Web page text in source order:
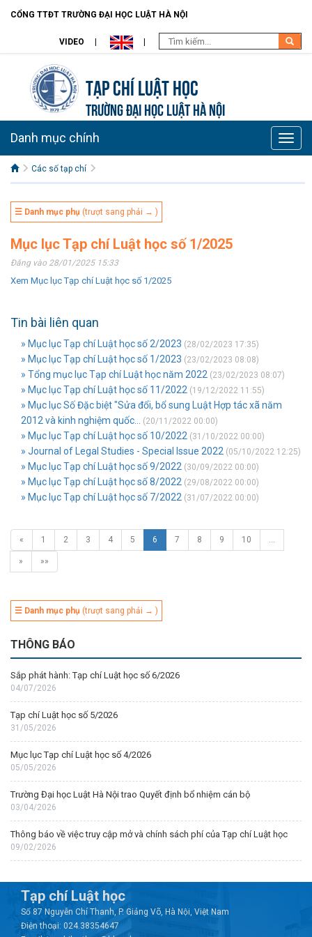
CỔNG TTĐT TRƯỜNG ĐẠI HỌC LUẬT HÀ NỘI
VIDEO
Tạp chí Luật học
TRƯỜNG ĐẠI HỌC LUẬT HÀ NỘI
Toggle
Danh mục chính
Các số tạp chí
☰ Danh mục phụ (trượt sang phải → )
Mục lục Tạp chí Luật học số 1/2025
Đăng vào 28/01/2025 15:33
Xem Mục lục Tạp chí Luật học số 1/2025
Tin bài liên quan
» Mục lục Tạp chí Luật học số 2/2023 (28/02/2023 17:35)
» Mục lục Tạp chí Luật học số 1/2023 (23/02/2023 08:08)
» Tổng mục lục Tạp chí Luật học năm 2022 (23/02/2023 08:07)
» Mục lục Tạp chí Luật học số 11/2022 (19/12/2022 11:55)
» Mục lục Số Đặc biệt "Sửa đổi, bổ sung Luật Hợp tác xã năm
2012 và kinh nghiệm quốc...
(20/11/2022 00:00)
» Mục lục Tạp chí Luật học số 10/2022 (31/10/2022 00:00)
» Journal of Legal Studies - Special Issue 2022 (05/10/2022 12:25)
» Mục lục Tạp chí Luật học số 9/2022 (30/09/2022 00:00)
» Mục lục Tạp chí Luật học số 8/2022 (29/08/2022 00:00)
» Mục lục Tạp chí Luật học số 7/2022 (31/07/2022 00:00)
« 1 2 3 4 5 6 7 8 9 10 …
» »»
☰ Danh mục phụ (trượt sang phải → )
THÔNG BÁO
Sắp phát hành: Tạp chí Luật học số 6/2026
04/07/2026
Tạp chí Luật học số 5/2026
31/05/2026
Mục lục Tạp chí Luật học số 4/2026
05/05/2026
Trường Đại học Luật Hà Nội trao Quyết định bổ nhiệm cán bộ
03/04/2026
Thông báo về việc truy cập mở và chính sách phí của Tạp chí Luật học
09/02/2026
Tạp chí Luật học
Số 87 Nguyễn Chí Thanh, P. Giảng Võ, Hà Nội, Việt Nam
Điện thoại: 024.38354647